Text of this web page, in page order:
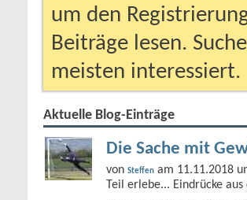
um den
Beiträge lesen.
meisten interessiert.
Aktuelle Blog-Einträge
Die Sache mit
von Steffen am 11.11.2018
Teil erlebe... Eindrücke